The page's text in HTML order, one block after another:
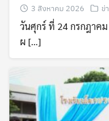
3 สิงหาคม 2026 ข่
วันศุกร์ ที่ 24 กรกฎาค
ผ […]